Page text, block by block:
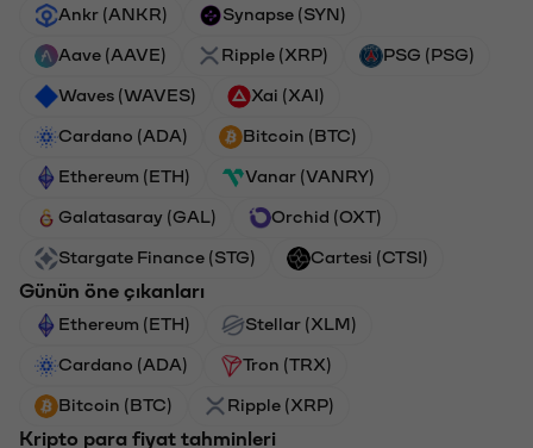
Ankr (ANKR) Synapse (SYN)
Aave (AAVE) Ripple (XRP) PSG (PSG)
Waves (WAVES) Xai (XAI)
Cardano (ADA) Bitcoin (BTC)
Ethereum (ETH) Vanar (VANRY)
Galatasaray (GAL) Orchid (OXT)
Stargate Finance (STG) Cartesi (CTSI)
Günün öne çıkanları
Ethereum (ETH) Stellar (XLM)
Cardano (ADA) Tron (TRX)
Bitcoin (BTC) Ripple (XRP)
Kripto para fiyat tahminleri